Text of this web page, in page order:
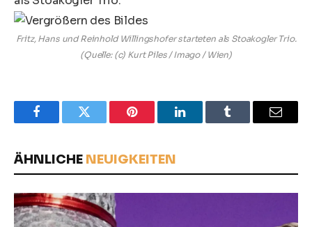
Fritz, Hans und Reinhold Willingshofer starteten als Stoakogler Trio.
(Quelle: (c) Kurt Piles / Imago / Wien)
FacebookTwitter Pinterest LinkedInTumblr Email
ÄHNLICHE NEUIGKEITEN